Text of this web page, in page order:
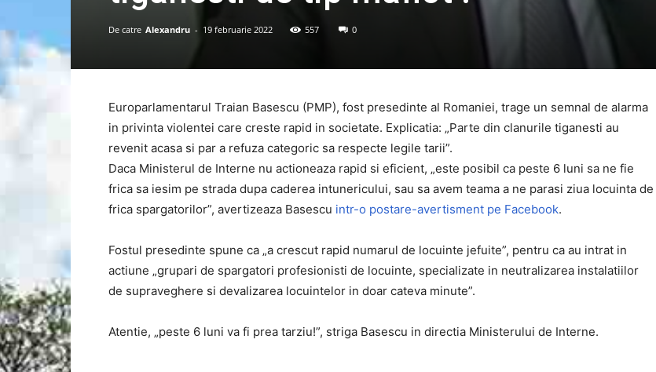
De catre Alexandru - 19 februarie 2022 557 0
Europarlamentarul Traian Basescu (PMP), fost presedinte al Romaniei, trage un semnal de alarma
in privinta violentei care creste rapid in societate. Explicatia: „Parte din clanurile tiganesti au
revenit acasa si par a refuza categoric sa respecte legile tarii”.
Daca Ministerul de Interne nu actioneaza rapid si eficient, „este posibil ca peste 6 luni sa ne fie
frica sa iesim pe strada dupa caderea intunericului, sau sa avem teama a ne parasi ziua locuinta de
frica spargatorilor”, avertizeaza Basescu intr-o postare-avertisment pe Facebook.
Fostul presedinte spune ca „a crescut rapid numarul de locuinte jefuite”, pentru ca au intrat in
actiune „grupari de spargatori profesionisti de locuinte, specializate in neutralizarea instalatiilor
de supraveghere si devalizarea locuintelor in doar cateva minute”.
Atentie, „peste 6 luni va fi prea tarziu!”, striga Basescu in directia Ministerului de Interne.